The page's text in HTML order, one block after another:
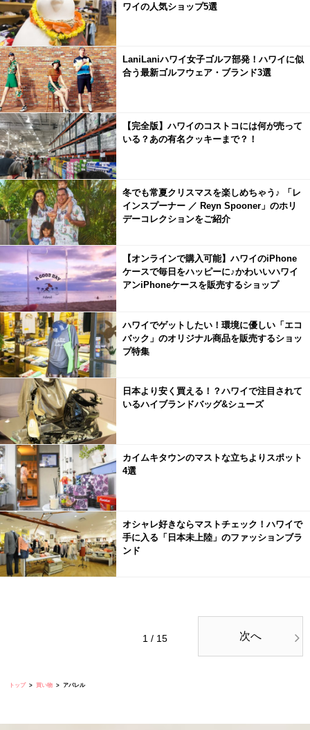
ワイの人気ショップ5選
LaniLaniハワイ女子ゴルフ部発！ハワイに似
合う最新ゴルフウェア・ブランド3選
【完全版】ハワイのコストコには何が売って
いる？あの有名クッキーまで？！
冬でも常夏クリスマスを楽しめちゃう♪ 「レ
インスプーナー ／ Reyn Spooner」のホリ
デーコレクションをご紹介
【オンラインで購入可能】ハワイのiPhone
ケースで毎日をハッピーに♪かわいいハワイ
アンiPhoneケースを販売するショップ
ハワイでゲットしたい！環境に優しい「エコ
バック」のオリジナル商品を販売するショッ
プ特集
日本より安く買える！？ハワイで注目されて
いるハイブランドバッグ&シューズ
カイムキタウンのマストな立ちよりスポット
4選
オシャレ好きならマストチェック！ハワイで
手に入る「日本未上陸」のファッションブラ
ンド
1 / 15 次へ
トップ 買い物 アパレル